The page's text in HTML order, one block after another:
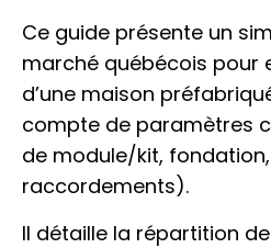
Ce guide présente un
marché québécois pour
d’une maison
compte de paramètres
de module/kit,
raccordements).
Il détaille la répartition